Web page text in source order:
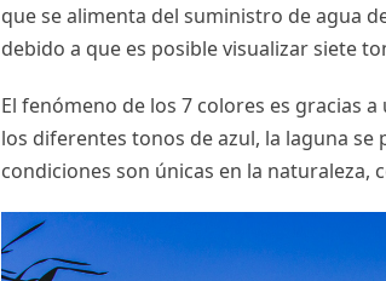
que se alimenta del suministro de agua
debido a que es posible visualizar siete
El fenómeno de los 7 colores es gracias
los diferentes tonos de azul, la laguna
condiciones son únicas en la naturaleza,